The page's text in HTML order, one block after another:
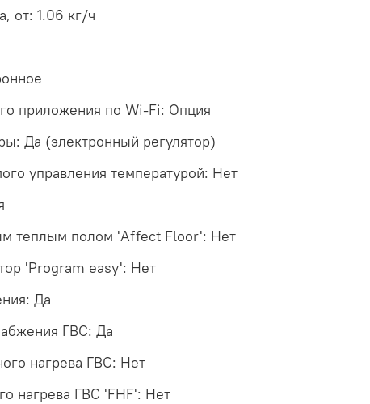
от: 1.06 кг/ч
приложения по Wi-Fi: Опция
Да (электронный регулятор)
управления температурой: Нет
теплым полом 'Affect Floor': Нет
'Program easy': Нет
Да
ГВС: Да
нагрева ГВС: Нет
нагрева ГВС 'FHF': Нет